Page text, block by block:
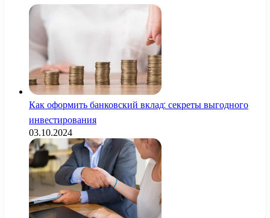
Как оформить банковский вклад: секреты выгодного
инвестирования
03.10.2024